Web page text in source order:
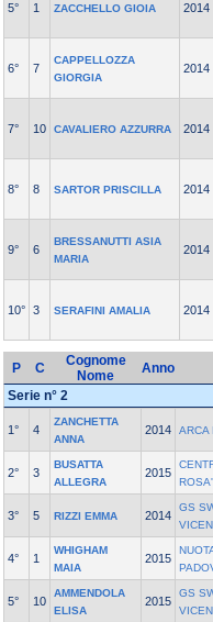
5° 1 ZACCHELLO GIOIA 2014
6° 7
CAPPELLOZZA
GIORGIA
2014
7° 10 CAVALIERO AZZURRA 2014
8° 8 SARTOR PRISCILLA 2014
9° 6
BRESSANUTTI ASIA
MARIA
2014
10° 3 SERAFINI AMALIA 2014
P C
Cognome
Nome
Anno
Serie n° 2
1° 4
ZANCHETTA
ANNA
2014 ARCA
2° 3
BUSATTA
ALLEGRA
2015
3° 5 RIZZI EMMA 2014
GS
4° 1
WHIGHAM
MAIA
2015
5° 10
AMMENDOLA
ELISA
2015
GS